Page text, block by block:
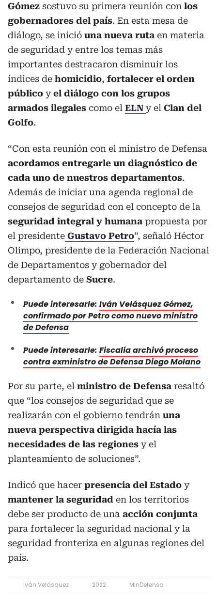
Gómez sostuvo su primera reunión con los
gobernadores del país. En esta mesa de
diálogo, se inició una nueva ruta en materia
de seguridad y entre los temas más
importantes destracaron disminuir los
índices de homicidio, fortalecer el orden
público yel diálogo con los grupos
armados ilegales como el ELN y el Clan del
Golfo.
“Con esta reunión con el ministro de Defensa
acordamos entregarle un diagnóstico de
cada uno de nuestros departamentos.
Además de iniciar una agenda regional de
consejos de seguridad con el concepto de la
seguridad integral y humana propuesta por
el presidente Gustavo Petro”, señaló Héctor
Olimpo, presidente de la Federación Nacional
de Departamentos y gobernador del
departamento de Sucre.
Puede interesarle: Iván Velásquez Gómez,
confirmado por Petro como nuevo ministro
de Defensa
Puede interesarle: Fiscalía archivó proceso
contra exministro de Defensa Diego Molano
Por su parte, el ministro de Defensa resaltó
que “los consejos de seguridad que se
realizarán con el gobierno tendrán una
nueva perspectiva dirigida hacía las
necesidades de las regiones y el
planteamiento de soluciones”.
Indicó que hacer presencia del Estado y
mantener la seguridad en los territorios
debe ser producto de una acción conjunta
para fortalecer la seguridad nacional y la
seguridad fronteriza en algunas regiones del
país.
Iván Velásquez 2022 MinDefensa